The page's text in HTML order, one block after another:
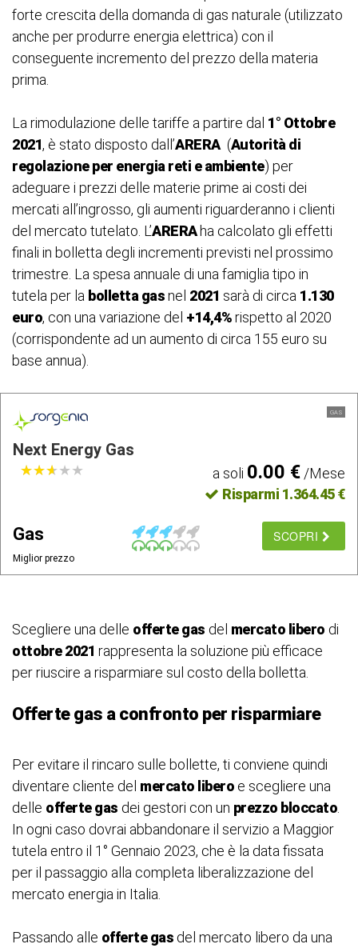
forte crescita della domanda di gas naturale (utilizzato
anche per produrre energia elettrica) con il
conseguente incremento del prezzo della materia
prima.
La rimodulazione delle tariffe a partire dal 1° Ottobre
2021, è stato disposto dall’ARERA(Autorità di
regolazione per energia reti e ambiente) per
adeguare i prezzi delle materie prime ai costi dei
mercati all’ingrosso, gli aumenti riguarderanno i clienti
del mercato tutelato. L’ARERAha calcolato gli effetti
finali in bolletta degli incrementi previsti nel prossimo
trimestre. La spesa annuale di una famiglia tipo in
tutela per la bolletta gasnel 2021 sarà di circa 1.130
euro, con una variazione del +14,4%rispetto al 2020
(corrispondente ad un aumento di circa 155 euro su
base annua).
GAS
Next Energy Gas
★★★★★
★★★★★ a soli 0.00 €/Mese
Risparmi 1.364.45 €
Gas
Miglior prezzo
SCOPRI
Scegliere una delle offerte gas del mercato libero di
ottobre 2021 rappresenta la soluzione più efficace
per riuscire a risparmiare sul costo della bolletta.
Offerte gas a confronto per risparmiare
Per evitare il rincaro sulle bollette, ti conviene quindi
diventare cliente del mercato libero e scegliere una
delle offerte gas dei gestori con un prezzo bloccato
In ogni caso dovrai abbandonare il servizio a Maggior
tutela entro il 1° Gennaio 2023, che è la data fissata
per il passaggio alla completa liberalizzazione del
mercato energia in Italia.
Passando alle offerte gas del mercato libero da una